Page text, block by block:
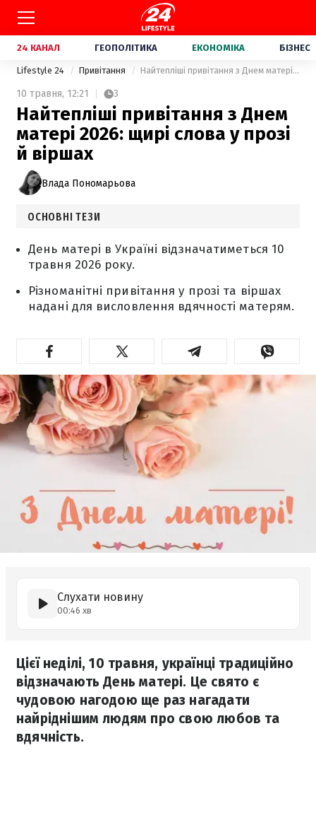
24 КАНАЛ ГЕОПОЛІТИКА ЕКОНОМІКА БІЗНЕС
Lifestyle 24 Привітання Найтепліші привітання з Днем матері 2026: щирі слова у прозі й віршах
10 травня, 12:21 3
Найтепліші привітання з Днем
матері 2026: щирі слова у прозі
й віршах
Влада Пономарьова
ОСНОВНІ ТЕЗИ
День матері в Україні відзначатиметься 10
травня 2026 року.
Різноманітні привітання у прозі та віршах
надані для висловлення вдячності матерям.
Слухати новину
00:46 хв
Цієї неділі, 10 травня, українці традиційно
відзначають День матері. Це свято є
чудовою нагодою ще раз нагадати
найріднішим людям про свою любов та
вдячність.